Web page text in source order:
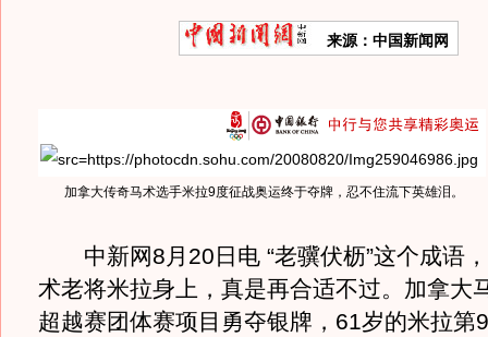
来源：中国新闻网
加拿大传奇马术选手米拉9度征战奥运终于夺牌，忍不住流下英雄泪。
中新网8月20日电 “老骥伏枥”这个成语
术老将米拉身上，真是再合适不过。加拿大
超越赛团体赛项目勇夺银牌，61岁的米拉第